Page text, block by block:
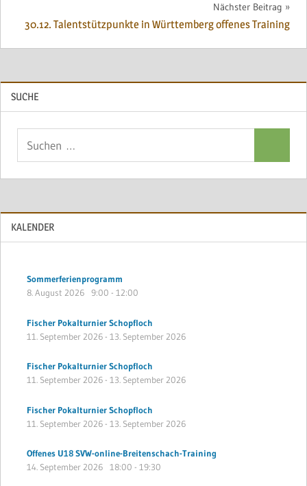
Nächster Beitrag
30.12. Talentstützpunkte in Württemberg offenes Training
SUCHE
KALENDER
Sommerferienprogramm
8. August 2026 9:00 - 12:00
Fischer Pokalturnier Schopfloch
11. September 2026- 13. September 2026
Fischer Pokalturnier Schopfloch
11. September 2026- 13. September 2026
Fischer Pokalturnier Schopfloch
11. September 2026- 13. September 2026
Offenes U18 SVW-online-Breitenschach-Training
14. September 2026 18:00 - 19:30